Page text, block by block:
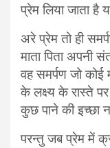
प्रेम लिया जाता है
अरे प्रेम तो ही
माता पिता अपनी
वह समर्पण जो
के लक्ष्य के रास्ते
कुछ पाने की इच्छा
परन्तु जब प्रेम में